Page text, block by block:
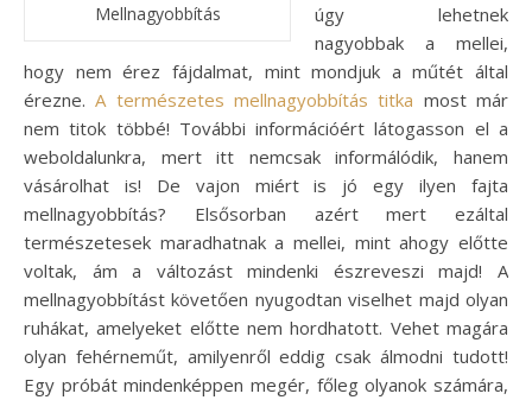
Mellnagyobbítás
úgy lehetnek
nagyobbak a mellei,
hogy nem érez fájdalmat, mint mondjuk a műtét által
érezne.A természetes mellnagyobbítás titka most már
nem titok többé! További információért látogasson el a
weboldalunkra, mert itt nemcsak informálódik, hanem
vásárolhat is! De vajon miért is jó egy ilyen fajta
mellnagyobbítás? Elsősorban azért mert ezáltal
természetesek maradhatnak a mellei, mint ahogy előtte
voltak, ám a változást mindenki észreveszi majd! A
mellnagyobbítást követően nyugodtan viselhet majd olyan
ruhákat, amelyeket előtte nem hordhatott. Vehet magára
olyan fehérneműt, amilyenről eddig csak álmodni tudott!
Egy próbát mindenképpen megér, főleg olyanok számára,